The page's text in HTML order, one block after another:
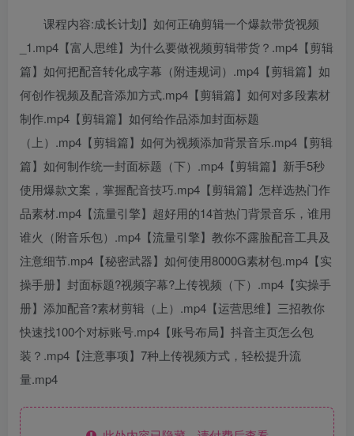
课程内容:成长计划】如何正确剪辑一个爆款带货视频
_1.mp4【富人思维】为什么要做视频剪辑带货？.mp4【剪辑
篇】如何把配音转化成字幕（附违规词）.mp4【剪辑篇】如
何创作视频及配音添加方式.mp4【剪辑篇】如何对多段素材
制作.mp4【剪辑篇】如何给作品添加封面标题
（上）.mp4【剪辑篇】如何为视频添加背景音乐.mp4【剪辑
篇】如何制作统一封面标题（下）.mp4【剪辑篇】新手5秒
使用爆款文案，掌握配音技巧.mp4【剪辑篇】怎样选热门作
品素材.mp4【流量引擎】超好用的14首热门背景音乐，谁用
谁火（附音乐包）.mp4【流量引擎】教你不露脸配音工具及
注意细节.mp4【秘密武器】如何使用8000G素材包.mp4【实
操手册】封面标题?视频字幕?上传视频（下）.mp4【实操手
册】添加配音?素材剪辑（上）.mp4【运营思维】三招教你
快速找100个对标账号.mp4【账号布局】抖音主页怎么包
装？.mp4【注意事项】7种上传视频方式，轻松提升流
量.mp4